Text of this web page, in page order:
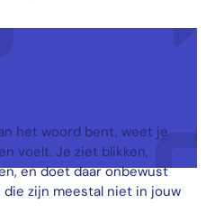
het woord bent, weet je
voelt. Je ziet blikken,
en doet daar onbewust
die zijn meestal niet in jouw